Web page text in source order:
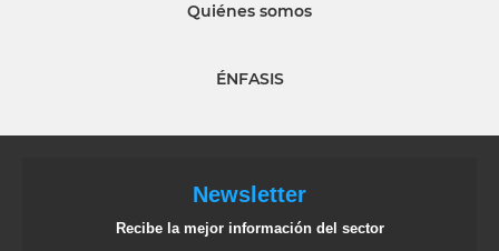
Quiénes somos
ÉNFASIS
Newsletter
Recibe la mejor información del sector